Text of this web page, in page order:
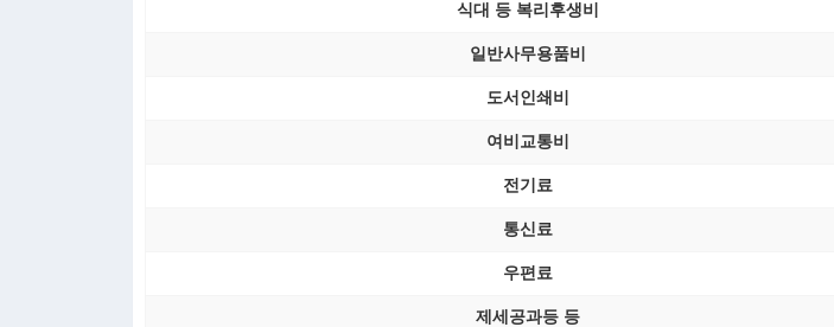
식대 등 복리후생비
일반사무용품비
도서인쇄비
여비교통비
전기료
통신료
우편료
제세공과등 등